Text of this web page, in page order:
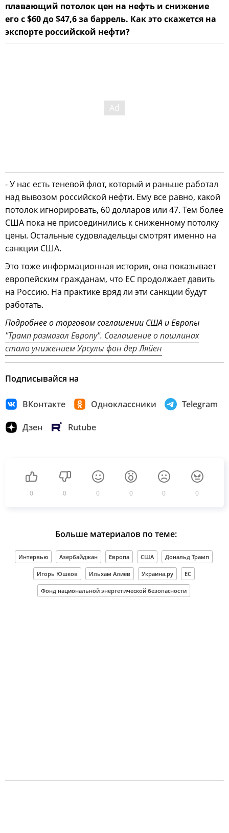
плавающий потолок цен на нефть и снижение
его с $60 до $47,6 за баррель. Как это скажется на
экспорте российской нефти?
- У нас есть теневой флот, который и раньше работал
над вывозом российской нефти. Ему все равно, какой
потолок игнорировать, 60 долларов или 47. Тем более
США пока не присоединились к сниженному потолку
цены. Остальные судовладельцы смотрят именно на
санкции США.
Это тоже информационная история, она показывает
европейским гражданам, что ЕС продолжает давить
на Россию. На практике вряд ли эти санкции будут
работать.
Подробнее о торговом соглашении США и Европы
"Трамп размазал Европу". Соглашение о пошлинах
стало унижением Урсулы фон дер Ляйен
Подписывайся на
ВКонтакте Одноклассники Telegram
Дзен Rutube
0 0 0 0 0 0
Больше материалов по теме:
Интервью Азербайджан Европа США Дональд Трамп
Игорь Юшков Ильхам Алиев Украина.ру ЕС
Фонд национальной энергетической безопасности